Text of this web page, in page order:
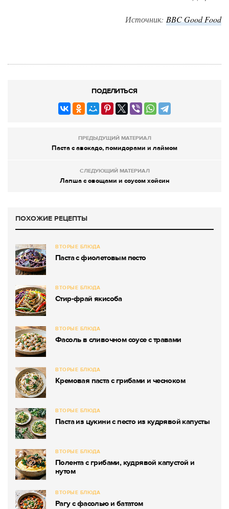
Источник: BBC Good Food
ПОДЕЛИТЬСЯ
ПРЕДЫДУЩИЙ МАТЕРИАЛ
Паста с авокадо, помидорами и лаймом
СЛЕДУЮЩИЙ МАТЕРИАЛ
Лапша с овощами и соусом хойсин
ПОХОЖИЕ РЕЦЕПТЫ
ВТОРЫЕ БЛЮДА
Паста с фиолетовым песто
ВТОРЫЕ БЛЮДА
Стир-фрай якисоба
ВТОРЫЕ БЛЮДА
Фасоль в сливочном соусе с травами
ВТОРЫЕ БЛЮДА
Кремовая паста с грибами и чесноком
ВТОРЫЕ БЛЮДА
Паста из цукини с песто из кудрявой капусты
ВТОРЫЕ БЛЮДА
Полента с грибами, кудрявой капустой и
нутом
ВТОРЫЕ БЛЮДА
Рагу с фасолью и бататом